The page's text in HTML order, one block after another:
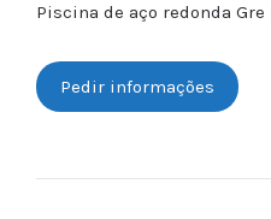
Piscina de aço redonda
Pedir informações